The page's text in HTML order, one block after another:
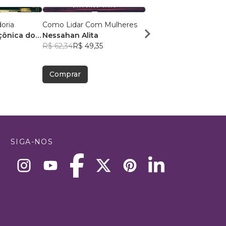
do
Como Lidar Com Mulheres
Nessahan Alita
R$ 62,34R$ 49,35
Comprar
Anna Flávia
SIGA-NOS